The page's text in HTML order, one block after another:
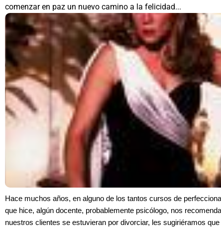
comenzar en paz un nuevo camino a la felicidad...
Hace muchos años, en alguno de los tantos cursos de
que hice, algún docente, probablemente psicólogo, nos
nuestros clientes se estuvieran por divorciar, les sugiriéramos